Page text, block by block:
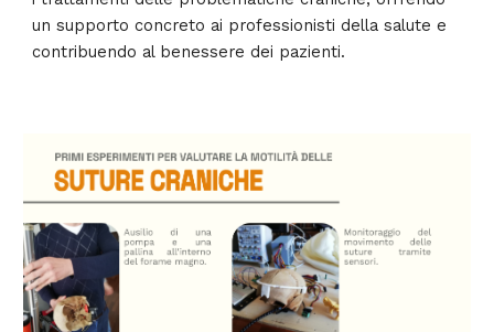
un supporto concreto ai professionisti della salute e
contribuendo al benessere dei pazienti.